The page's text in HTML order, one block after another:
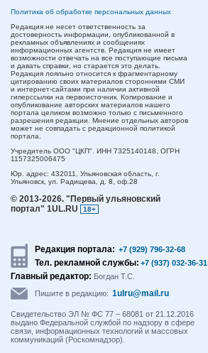
Политика об обработке персональных данных
Редакция не несет ответственность за
достоверность информации, опубликованной в
рекламных объявлениях и сообщениях
информационных агентств. Редакция не имеет
возможности отвечать на все поступающие письма
и давать справки, но старается это делать.
Редакция лояльно относится к фрагментарному
цитированию своих материалов сторонними СМИ
и интернет-сайтами при наличии активной
гиперссылки на первоисточник. Копирование и
опубликование авторских материалов нашего
портала целиком возможно только с письменного
разрешения редакции. Мнение отдельных авторов
может не совпадать с редакционной политикой
портала.
Учредитель ООО "ЦКП". ИНН 7325140148, ОГРН
1157325006475
Юр. адрес: 432011, Ульяновская область, г.
Ульяновск, ул. Радищева, д. 8, оф.28
© 2013-2026. "Первый ульяновский
портал" 1UL.RU
18+
Редакция портала: +7 (929) 796-32-68
Тел. рекламной службы: +7 (937) 032-36-31
Главный редактор: Богдан Т.С.
Пишите в редакцию: 1ulru@mail.ru
Свидетельство ЭЛ № ФС 77 – 68081 от 21.12.2016
выдано Федеральной службой по надзору в сфере
связи, информационных технологий и массовых
коммуникаций (Роскомнадзор).